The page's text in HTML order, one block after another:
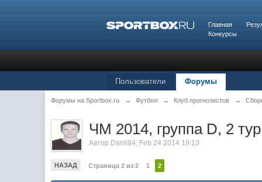
Главная
Конкурсы
Пользователи Форумы
Форумы на Sportbox.ru → Футбол → Клуб прогнозистов →
ЧМ 2014, группа D, 2
Автор Danil84, Feb 24 2014 19:13
НАЗАД Страница 2 из 2 1 2